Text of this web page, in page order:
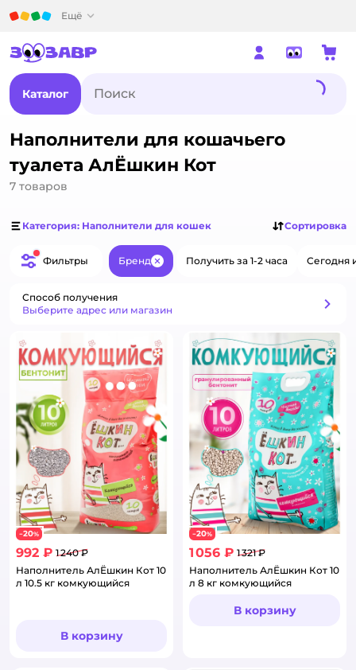
Ещё
Каталог
Наполнители для кошачьего
туалета АлЁшкин Кот
7 товаров
Категория: Наполнители для кошек Сортировка
Фильтры Бренд ЗакрытьПолучить за 1-2 часа Сегодня
Способ получения
Выберите адрес или магазин
−20%
992 ₽ 1 240 ₽
Наполнитель АлЁшкин Кот 10
л 10.5 кг комкующийся
В корзину
−20%
1 056 ₽ 1 321 ₽
Наполнитель АлЁшкин Кот 10
л 8 кг комкующийся
В корзину